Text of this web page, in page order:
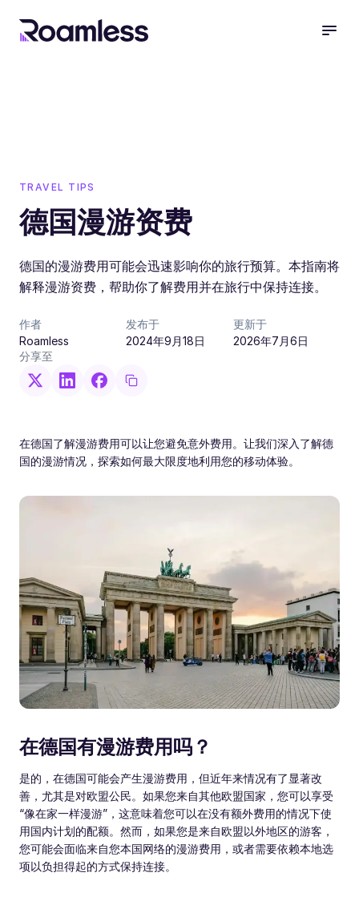
TRAVEL TIPS
德国漫游资费
德国的漫游费用可能会迅速影响你的旅行预算。本指南将
解释漫游资费，帮助你了解费用并在旅行中保持连接。
作者
Roamless
发布于
2024年9月18日
更新于
2026年7月6日
分享至
在德国了解漫游费用可以让您避免意外费用。让我们深入了解德
国的漫游情况，探索如何最大限度地利用您的移动体验。
在德国有漫游费用吗？
是的，在德国可能会产生漫游费用，但近年来情况有了显著改
善，尤其是对欧盟公民。如果您来自其他欧盟国家，您可以享受
“像在家一样漫游”，这意味着您可以在没有额外费用的情况下使
用国内计划的配额。然而，如果您是来自欧盟以外地区的游客，
您可能会面临来自您本国网络的漫游费用，或者需要依赖本地选
项以负担得起的方式保持连接。